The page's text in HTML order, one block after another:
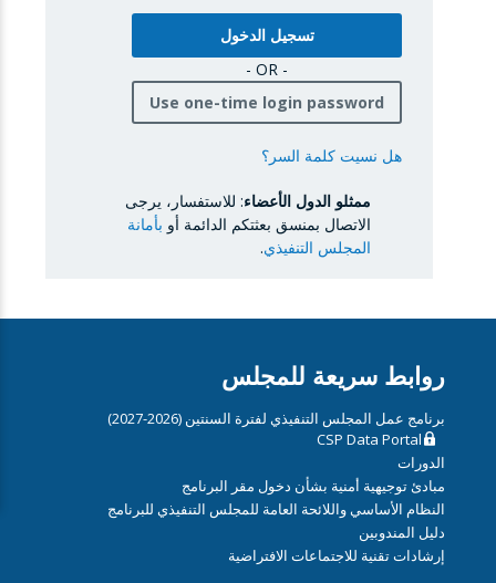
- OR -
Use one-time login password
هل نسيت كلمة السر؟
ممثلو الدول الأعضاء: للاستفسار، يرجى
الاتصال بمنسق بعثتكم الدائمة أو بأمانة
المجلس التنفيذي.
روابط سريعة للمجلس
برنامج عمل المجلس التنفيذي لفترة السنتين (2026-2027)
CSP Data Portal
الدورات
مبادئ توجيهية أمنية بشأن دخول مقر البرنامج
النظام الأساسي واللائحة العامة للمجلس التنفيذي للبرنامج
دليل المندوبين
إرشادات تقنية للاجتماعات الافتراضية